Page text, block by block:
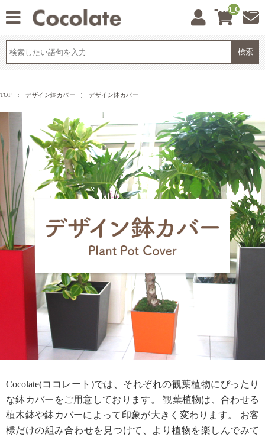
__ITM_CNT__
TOP デザイン鉢カバー デザイン鉢カバー
Cocolate(ココレート)では、それぞれの観葉植物にぴったり
な鉢カバーをご用意しております。
観葉植物は、合わせる
植木鉢や鉢カバーによって印象が大きく変わります。
お客
様だけの組み合わせを見つけて、より植物を楽しんでみて